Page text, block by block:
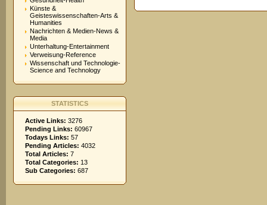
Künste &
Geisteswissenschaften-Arts &
Humanities
Nachrichten & Medien-News &
Media
Unterhaltung-Entertainment
Verweisung-Reference
Wissenschaft und Technologie-
Science and Technology
STATISTICS
Active Links: 3276
Pending Links: 60967
Todays Links: 57
Pending Articles: 4032
Total Articles: 7
Total Categories: 13
Sub Categories: 687